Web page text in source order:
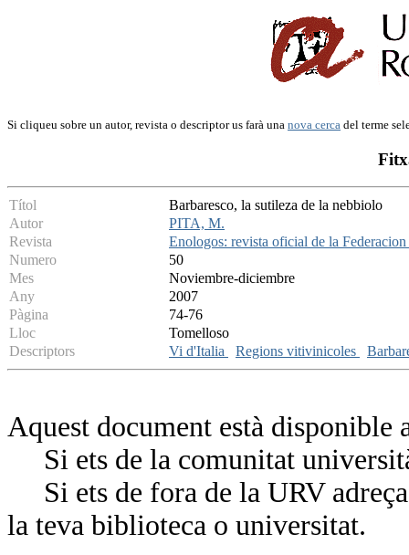
Si cliqueu sobre un autor, revista o descriptor us farà una nova cerca del terme
Títol
Barbaresco, la sutileza de la nebbiolo
Autor
PITA, M.
Revista
Enologos: revista oficial de la
Numero
50
Mes
Noviembre-diciembre
Any
2007
Pàgina
74-76
Lloc
Tomelloso
Descriptors
Vi d'Italia Regions vitivinicoles
Aquest document està
Si ets de la comunitat
Si ets de fora de la URV
la teva biblioteca o universitat.